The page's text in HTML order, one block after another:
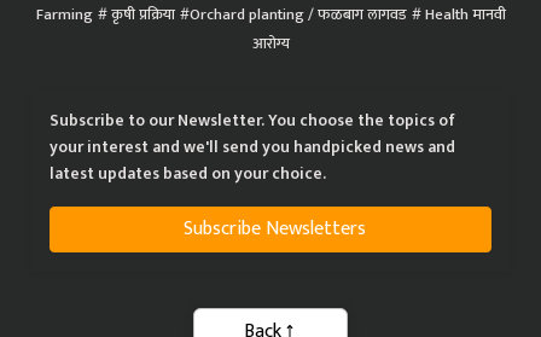
Farming कृषी प्रक्रिया Orchard planting / फळबाग लागवड Health मानवी
आरोग्य
Subscribe to our Newsletter. You choose the topics of
your interest and we'll send you handpicked news and
latest updates based on your choice.
Subscribe Newsletters